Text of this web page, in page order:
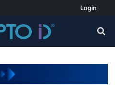
Login